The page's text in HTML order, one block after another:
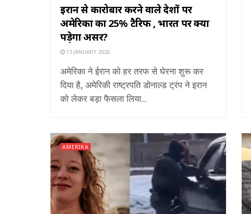
ईरान से कारोबार करने वाले देशों पर
अमेरिका का 25% टैरिफ , भारत पर क्या
पड़ेगा असर?
13 JANUARY 2026
अमेरिका ने ईरान को हर तरफ से घेरना शुरू कर
दिया है, अमेरिकी राष्ट्रपति डोनाल्ड ट्रंप ने इरान
को लेकर बड़ा फैसला लिया...
AMERIKA